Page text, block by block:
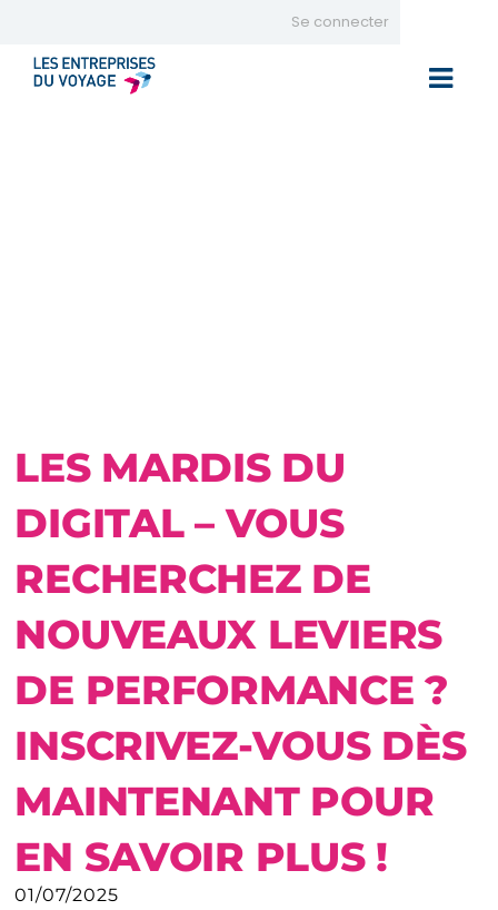
Se connecter
LES MARDIS DU
DIGITAL – VOUS
RECHERCHEZ DE
NOUVEAUX LEVIERS
DE PERFORMANCE ?
INSCRIVEZ-VOUS DÈS
MAINTENANT POUR
EN SAVOIR PLUS !
01/07/2025